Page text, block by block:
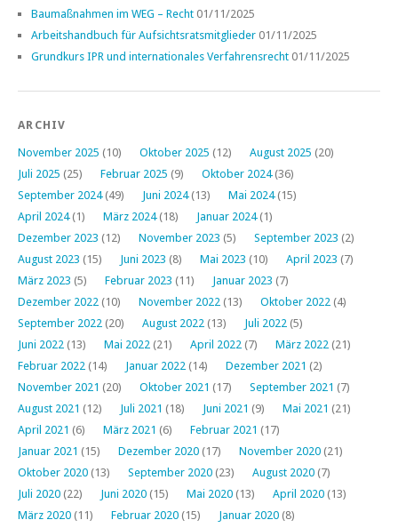
Baumaßnahmen im WEG – Recht 01/11/2025
Arbeitshandbuch für Aufsichtsratsmitglieder 01/11/2025
Grundkurs IPR und internationales Verfahrensrecht 01/11/2025
ARCHIV
November 2025 (10) Oktober 2025 (12) August 2025 (20)
Juli 2025 (25) Februar 2025 (9) Oktober 2024(36)
September 2024(49) Juni 2024(13) Mai 2024(15)
April 2024(1) März 2024(18) Januar 2024(1)
Dezember 2023 (12) November 2023 (5) September 2023 (2)
August 2023 (15) Juni 2023 (8) Mai 2023 (10) April 2023 (7)
März 2023 (5) Februar 2023 (11) Januar 2023 (7)
Dezember 2022 (10) November 2022 (13) Oktober 2022 (4)
September 2022 (20) August 2022 (13) Juli 2022 (5)
Juni 2022 (13) Mai 2022 (21) April 2022 (7) März 2022 (21)
Februar 2022 (14) Januar 2022 (14) Dezember 2021 (2)
November 2021 (20) Oktober 2021 (17) September 2021 (7)
August 2021 (12) Juli 2021 (18) Juni 2021 (9) Mai 2021 (21)
April 2021 (6) März 2021 (6) Februar 2021 (17)
Januar 2021 (15) Dezember 2020 (17) November 2020 (21)
Oktober 2020 (13) September 2020 (23) August 2020 (7)
Juli 2020 (22) Juni 2020 (15) Mai 2020 (13) April 2020 (13)
März 2020 (11) Februar 2020 (15) Januar 2020 (8)